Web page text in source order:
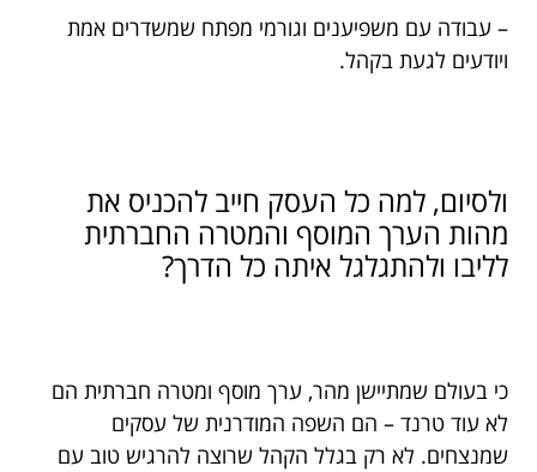
– עבודה עם משפיענים וגורמי מפתח שמשדרים אמת
ויודעים לגעת בקהל.
ולסיום, למה כל העסק חייב להכניס את
מהות הערך המוסף והמטרה החברתית
לליבו ולהתגלגל איתה כל הדרך?
כי בעולם שמתיישן מהר, ערך מוסף ומטרה חברתית הם
לא עוד טרנד – הם השפה המודרנית של עסקים
שמנצחים. לא רק בגלל הקהל שרוצה להרגיש טוב עם